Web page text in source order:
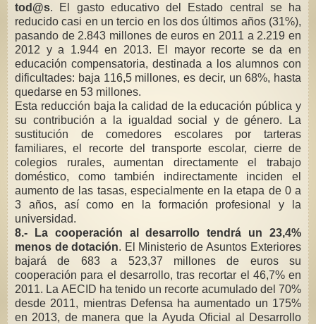
tod@s. El gasto educativo del Estado central se ha
reducido casi en un tercio en los dos últimos años (31%),
pasando de 2.843 millones de euros en 2011 a 2.219 en
2012 y a 1.944 en 2013. El mayor recorte se da en
educación compensatoria, destinada a los alumnos con
dificultades: baja 116,5 millones, es decir, un 68%, hasta
quedarse en 53 millones.
Esta reducción baja la calidad de la educación pública y
su contribución a la igualdad social y de género. La
sustitución de comedores escolares por tarteras
familiares, el recorte del transporte escolar, cierre de
colegios rurales, aumentan directamente el trabajo
doméstico, como también indirectamente inciden el
aumento de las tasas, especialmente en la etapa de 0 a
3 años, así como en la formación profesional y la
universidad.
8.- La cooperación al desarrollo tendrá un 23,4%
menos de dotación. El Ministerio de Asuntos Exteriores
bajará de 683 a 523,37 millones de euros su
cooperación para el desarrollo, tras recortar el 46,7% en
2011. La AECID ha tenido un recorte acumulado del 70%
desde 2011, mientras Defensa ha aumentado un 175%
en 2013, de manera que la Ayuda Oficial al Desarrollo